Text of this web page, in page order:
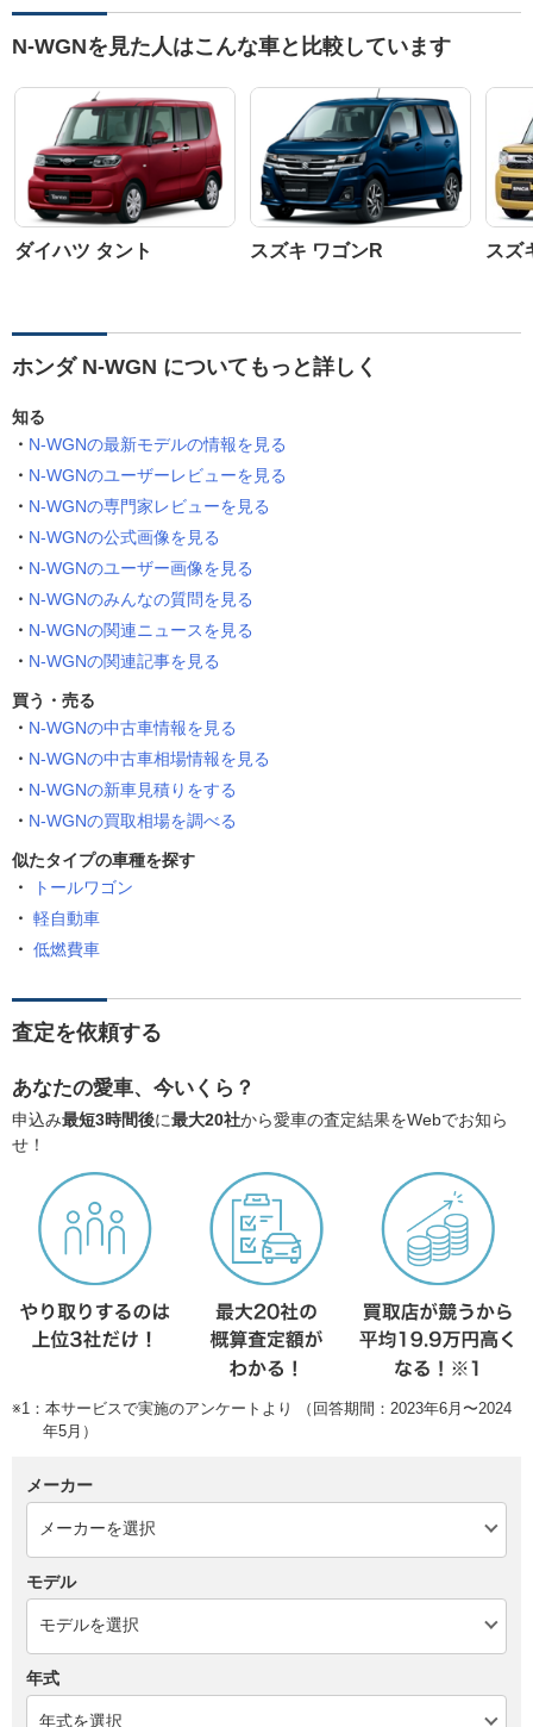
N-WGNを見た人はこんな車と比較しています
ダイハツ タント スズキ ワゴンR スズ
ホンダ N-WGN についてもっと詳しく
知る
N-WGNの最新モデルの情報を見る
N-WGNのユーザーレビューを見る
N-WGNの専門家レビューを見る
N-WGNの公式画像を見る
N-WGNのユーザー画像を見る
N-WGNのみんなの質問を見る
N-WGNの関連ニュースを見る
N-WGNの関連記事を見る
買う・売る
N-WGNの中古車情報を見る
N-WGNの中古車相場情報を見る
N-WGNの新車見積りをする
N-WGNの買取相場を調べる
似たタイプの車種を探す
トールワゴン
軽自動車
低燃費車
査定を依頼する
あなたの愛車、今いくら？
申込み最短3時間後に最大20社から愛車の査定結果をWebでお知ら
せ！
※1：本サービスで実施のアンケートより （回答期間：2023年6月〜2024
年5月）
メーカー
モデル
年式